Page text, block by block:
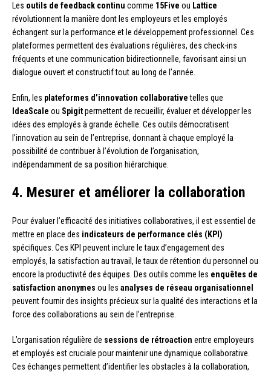
Les outils de feedback continu comme 15Five ou Lattice
révolutionnent la manière dont les employeurs et les employés
échangent sur la performance et le développement professionnel. Ces
plateformes permettent des évaluations régulières, des check-ins
fréquents et une communication bidirectionnelle, favorisant ainsi un
dialogue ouvert et constructif tout au long de l’année.
Enfin, les plateformes d’innovation collaborativetelles que
IdeaScale ou Spigitpermettent de recueillir, évaluer et développer les
idées des employés à grande échelle. Ces outils démocratisent
l’innovation au sein de l’entreprise, donnant à chaque employé la
possibilité de contribuer à l’évolution de l’organisation,
indépendamment de sa position hiérarchique.
4. Mesurer et améliorer la collaboration
Pour évaluer l’efficacité des initiatives collaboratives, il est essentiel de
mettre en place des indicateurs de performance clés (KPI)
spécifiques. Ces KPI peuvent inclure le taux d’engagement des
employés, la satisfaction au travail, le taux de rétention du personnel ou
encore la productivité des équipes. Des outils comme les enquêtes de
satisfaction anonymes ou les analyses de réseau organisationnel
peuvent fournir des insights précieux sur la qualité des interactions et la
force des collaborations au sein de l’entreprise.
L’organisation régulière de sessions de rétroaction entre employeurs
et employés est cruciale pour maintenir une dynamique collaborative.
Ces échanges permettent d’identifier les obstacles à la collaboration,